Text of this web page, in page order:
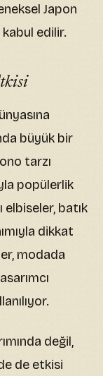
Japon
edilir.
büyük bir
tarzı
popülerlik
elbiseler, batık
dikkat
modada
değil,
de etkisi